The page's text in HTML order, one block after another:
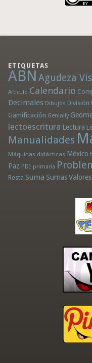
ETIQUETAS
ABN Agudeza
Artículo Calendario
Decimales Dibujos División
Gamificación Genially
lectoescritura Lectura
Manualidades
Máquinas didácticas México
Paz PDI primaria
Resta Suma Sumas Valores